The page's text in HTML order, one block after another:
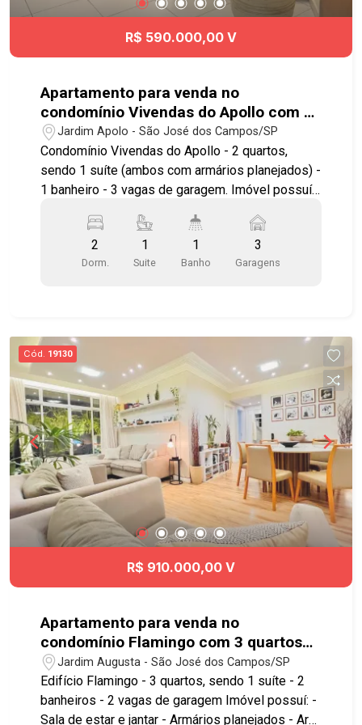
R$ 590.000,00 V
Apartamento para venda no
condomínio Vivendas do Apollo com 2
quartos sendo 1 suíte - 65m² - No
bairro Jardim Apolo - SJC
Jardim Apolo - São José dos Campos/SP
Condomínio Vivendas do Apollo - 2 quartos,
sendo 1 suíte (ambos com armários planejados) -
1 banheiro - 3 vagas de garagem. Imóvel possuí:
Lavanderia - Banheiro - Aquecimento a gás e
telas de proteção Lazer: Piscina com raia
olímpica, piscina infantil, 3 salões de festas,
Shopping Colinas, Colégio Poliedro, Colégio
Anglo, Hospital ViValle e diversos serviços.
Conta com comércio completo nos arredores e
fácil acesso às avenidas São João, Nove de
Julho e Jorge Zarur. Acesso rápido à Rodovia
Presidente Dutra, ao Anel Viário e às principais
regiões da cidade. Agende já sua visita!!
#imobiliaria #geraçãoimóveis #aptovenda
#aptovendaSJC #JardimApolo #aceitapet
2
Dorm.
1
Suite
1
Banho
3
Garagens
Cód. 19130
R$ 910.000,00 V
Apartamento para venda no
condomínio Flamingo com 3 quartos
sendo 1 suíte - 103 m² - No bairro
Jardim Augusta - SJC
Jardim Augusta - São José dos Campos/SP
Edifício Flamingo - 3 quartos, sendo 1 suíte - 2
banheiros - 2 vagas de garagem Imóvel possuí: -
Sala de estar e jantar - Armários planejados - Ar